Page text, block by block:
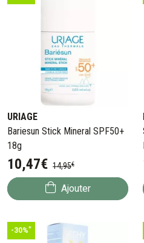
URIAGE
Bariesun Stick Mineral SPF50+
18g
10,47€ 14,95€
Ajouter
-30%*